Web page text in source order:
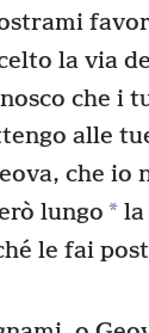
la via
che i
alle
che io
lungo *la
le fai